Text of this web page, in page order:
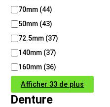
70mm (44)
50mm (43)
72.5mm (37)
140mm (37)
160mm (36)
Afficher 33 de plus
Denture